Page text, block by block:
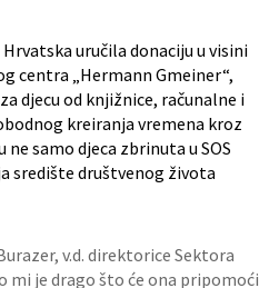
Hrvatska uručila donaciju u visini
centra „Hermann Gmeiner“,
djecu od knjižnice, računalne i
kreiranja vremena kroz
samo djeca zbrinuta u SOS
središte društvenog života
v.d. direktorice Sektora
mi je drago što će ona pripomoći